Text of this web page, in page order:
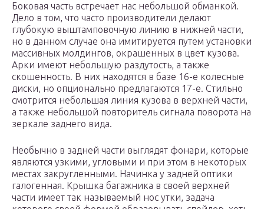
Боковая часть встречает нас небольшой обманкой.
Дело в том, что часто производители делают
глубокую выштамповочную линию в нижней части,
но в данном случае она имитируется путем установки
массивных молдингов, окрашенных в цвет кузова.
Арки имеют небольшую раздутость, а также
скошенность. В них находятся в базе 16-е колесные
диски, но опционально предлагаются 17-е. Стильно
смотрится небольшая линия кузова в верхней части,
а также небольшой повторитель сигнала поворота на
зеркале заднего вида.
Необычно в задней части выглядят фонари, которые
являются узкими, угловыми и при этом в некоторых
местах закругленными. Начинка у задней оптики
галогенная. Крышка багажника в своей верхней
части имеет так называемый нос утки, задача